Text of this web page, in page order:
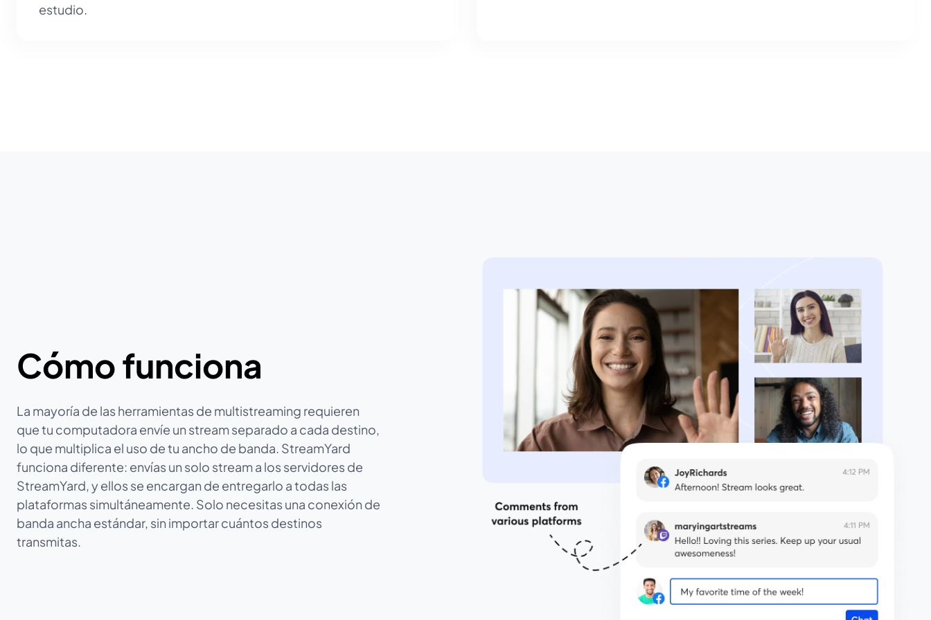
estudio.
Cómo funciona
La mayoría de las herramientas de multistreaming requieren
que tu computadora envíe un stream separado a cada destino,
lo que multiplica el uso de tu ancho de banda. StreamYard
funciona diferente: envías un solo stream a los servidores de
StreamYard, y ellos se encargan de entregarlo a todas las
plataformas simultáneamente. Solo necesitas una conexión de
banda ancha estándar, sin importar cuántos destinos
transmitas.